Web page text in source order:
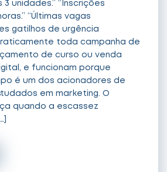
3 unidades.” “Inscrições
“Últimas vagas
gatilhos de urgência
toda campanha de
de curso ou venda
e funcionam porque
é um dos acionadores de
em marketing. O
quando a escassez